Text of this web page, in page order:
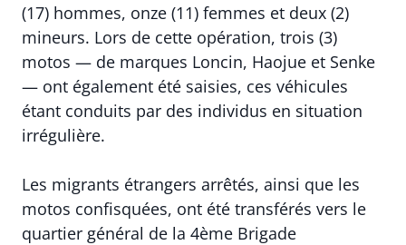
(17) hommes, onze (11) femmes et deux (2)
mineurs. Lors de cette opération, trois (3)
motos — de marques Loncin, Haojue et Senke
— ont également été saisies, ces véhicules
étant conduits par des individus en situation
irrégulière.
Les migrants étrangers arrêtés, ainsi que les
motos confisquées, ont été transférés vers le
quartier général de la 4ème Brigade